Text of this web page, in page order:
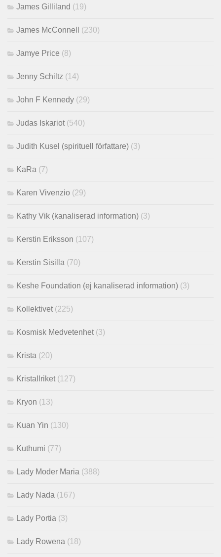
James Gilliland (19)
James McConnell (230)
Jamye Price (8)
Jenny Schiltz (14)
John F Kennedy (29)
Judas Iskariot (540)
Judith Kusel (spirituell författare) (3)
KaRa (7)
Karen Vivenzio (29)
Kathy Vik (kanaliserad information) (3)
Kerstin Eriksson (107)
Kerstin Sisilla (70)
Keshe Foundation (ej kanaliserad information) (3)
Kollektivet (225)
Kosmisk Medvetenhet (3)
Krista (20)
Kristallriket (127)
Kryon (13)
Kuan Yin (130)
Kuthumi (77)
Lady Moder Maria (388)
Lady Nada (167)
Lady Portia (3)
Lady Rowena (18)